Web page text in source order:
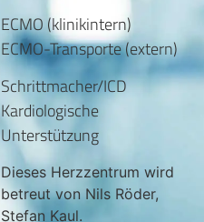
ECMO (klinikintern)
ECMO-Transporte (extern)
Schrittmacher/ICD
Kardiologische
Unterstützung
Dieses Herzzentrum wird
betreut von Nils Röder,
Stefan Kaul.